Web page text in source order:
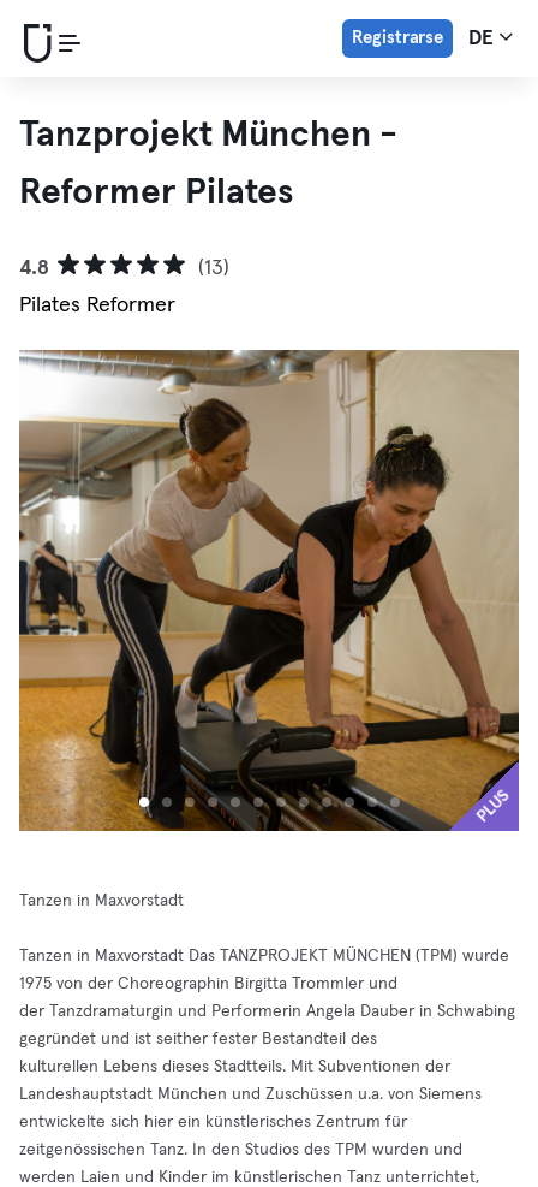
Registrarse DE
Tanzprojekt München -
Reformer Pilates
4.8
(13)
Pilates Reformer
PLUS
Tanzen in Maxvorstadt
Tanzen in Maxvorstadt Das TANZPROJEKT MÜNCHEN (TPM) wurde
1975 von der Choreographin Birgitta Trommler und
der Tanzdramaturgin und Performerin Angela Dauber in Schwabing
gegründet und ist seither fester Bestandteil des
kulturellen Lebens dieses Stadtteils. Mit Subventionen der
Landeshauptstadt München und Zuschüssen u.a. von Siemens
entwickelte sich hier ein künstlerisches Zentrum für
zeitgenössischen Tanz. In den Studios des TPM wurden und
werden Laien und Kinder im künstlerischen Tanz unterrichtet,